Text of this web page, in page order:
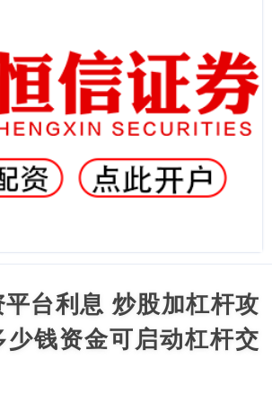
台利息 炒股加杠杆攻
少钱资金可启动杠杆交